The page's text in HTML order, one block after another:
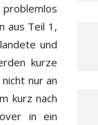
aus Teil 1,
und
kurze
nur an
kurz nach
in ein